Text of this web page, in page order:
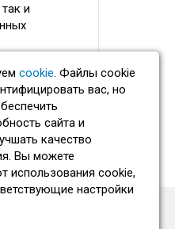
и
товар.
cookie. Файлы cookie
вас, но
сайта и
качество
Вы можете
использования cookie,
настройки